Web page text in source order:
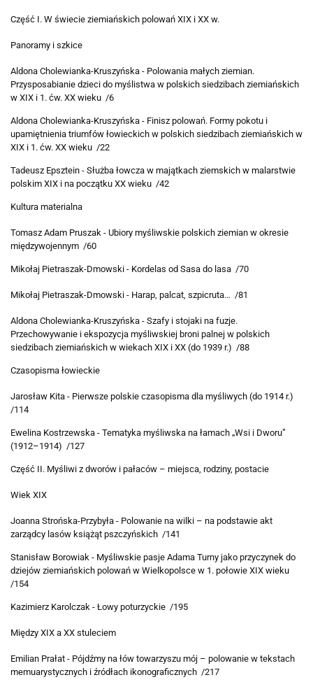
Część I. W świecie ziemiańskich polowań XIX i XX w.
Panoramy i szkice
Aldona Cholewianka-Kruszyńska - Polowania małych ziemian.
Przysposabianie dzieci do myślistwa w polskich siedzibach ziemiańskich
w XIX i 1. ćw. XX wieku /6
Aldona Cholewianka-Kruszyńska - Finisz polowań. Formy pokotu i
upamiętnienia triumfów łowieckich w polskich siedzibach ziemiańskich w
XIX i 1. ćw. XX wieku /22
Tadeusz Epsztein - Służba łowcza w majątkach ziemskich w malarstwie
polskim XIX i na początku XX wieku /42
Kultura materialna
Tomasz Adam Pruszak - Ubiory myśliwskie polskich ziemian w okresie
międzywojennym /60
Mikołaj Pietraszak-Dmowski - Kordelas od Sasa do lasa /70
Mikołaj Pietraszak-Dmowski - Harap, palcat, szpicruta… /81
Aldona Cholewianka-Kruszyńska - Szafy i stojaki na fuzje.
Przechowywanie i ekspozycja myśliwskiej broni palnej w polskich
siedzibach ziemiańskich w wiekach XIX i XX (do 1939 r.) /88
Czasopisma łowieckie
Jarosław Kita - Pierwsze polskie czasopisma dla myśliwych (do 1914 r.)
/114
Ewelina Kostrzewska - Tematyka myśliwska na łamach „Wsi i Dworu”
(1912–1914) /127
Część II. Myśliwi z dworów i pałaców – miejsca, rodziny, postacie
Wiek XIX
Joanna Strońska-Przybyła - Polowanie na wilki – na podstawie akt
zarządcy lasów książąt pszczyńskich /141
Stanisław Borowiak - Myśliwskie pasje Adama Turny jako przyczynek do
dziejów ziemiańskich polowań w Wielkopolsce w 1. połowie XIX wieku
/154
Kazimierz Karolczak - Łowy poturzyckie /195
Między XIX a XX stuleciem
Emilian Prałat - Pójdźmy na łów towarzyszu mój – polowanie w tekstach
memuarystycznych i źródłach ikonograficznych /217